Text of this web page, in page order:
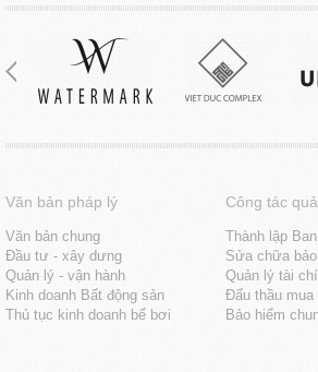
Văn bản pháp lý
Văn bản chung
Đầu tư - xây dưng
Quản lý - vận hành
Kinh doanh Bất động sản
Thủ tục kinh doanh bể bơi
Công tác
Thành lập
Sửa chữa
Quản lý tài
Đấu thầu mua
Bảo hiểm